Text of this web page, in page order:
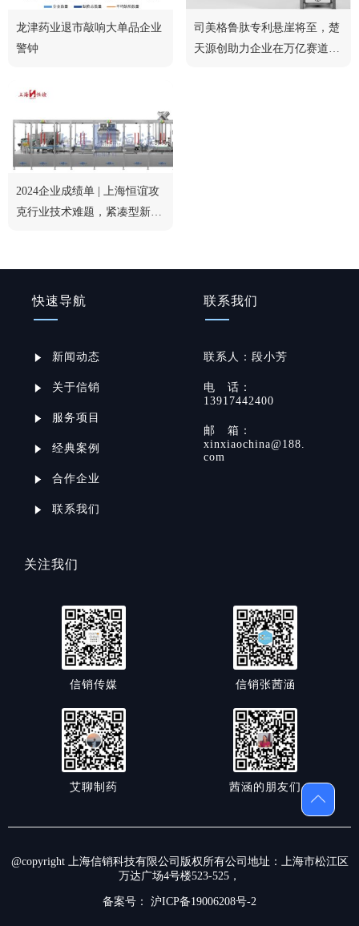
龙津药业退市敲响大单品企业
警钟
司美格鲁肽专利悬崖将至，楚
天源创助力企业在万亿赛道中
2024企业成绩单 | 上海恒谊攻
克行业技术难题，紧凑型新品
快速导航
新闻动态
关于信销
服务项目
经典案例
合作企业
联系我们
联系我们
联系 人： 段小芳
电
话：
13917442400
邮
箱：
xinxiaochina@188.
com
关注我们
信销传媒 信销张茜涵
艾聊制药 茜涵的朋友们
@copyright 上海信销科技有限公司版权所有公司地址：上海市松江区
万达广场4号楼523-525，
备案号： 沪ICP备19006208号-2